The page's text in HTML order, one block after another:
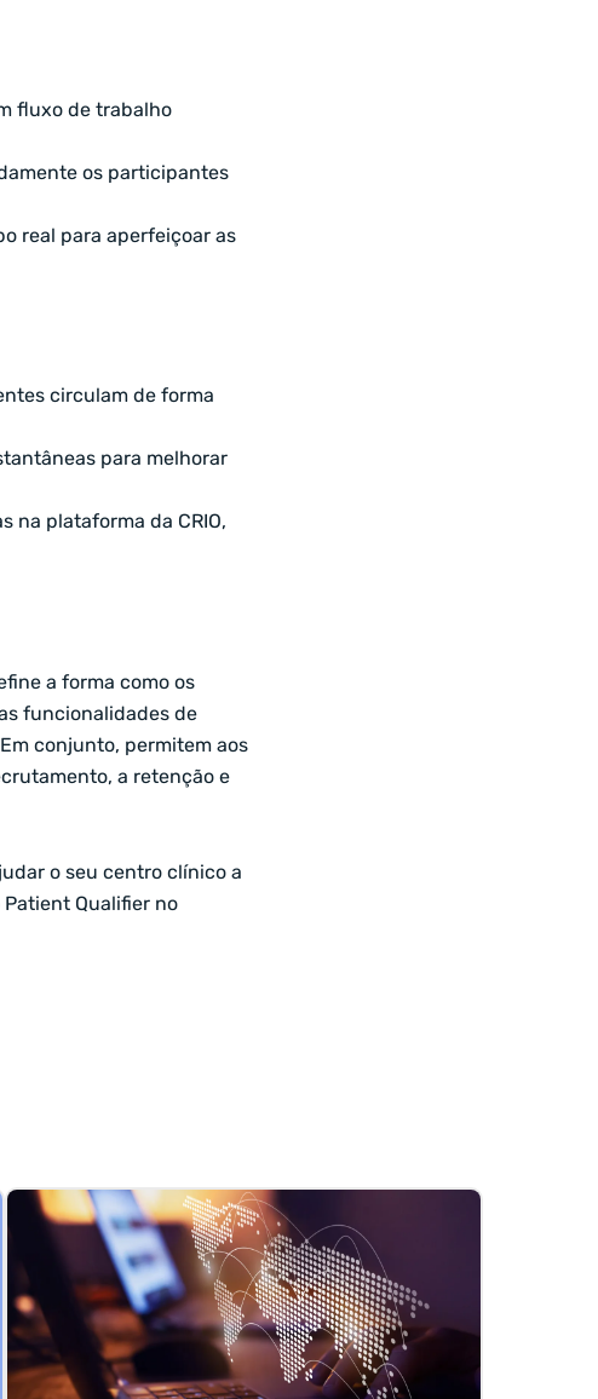
fluxo de trabalho
os participantes
real para aperfeiçoar as
circulam de forma
para melhorar
na plataforma da CRIO,
a forma como os
funcionalidades de
conjunto, permitem aos
a retenção e
o seu centro clínico a
Qualifier no